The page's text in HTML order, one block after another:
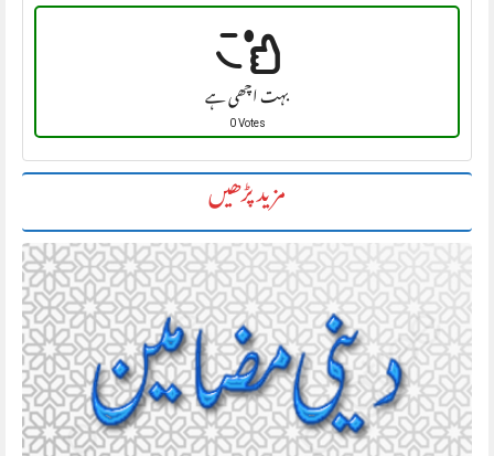
بہت اچھی ہے
0 Votes
مزید پڑھیں